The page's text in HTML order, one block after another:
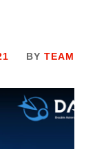
BY TEAM